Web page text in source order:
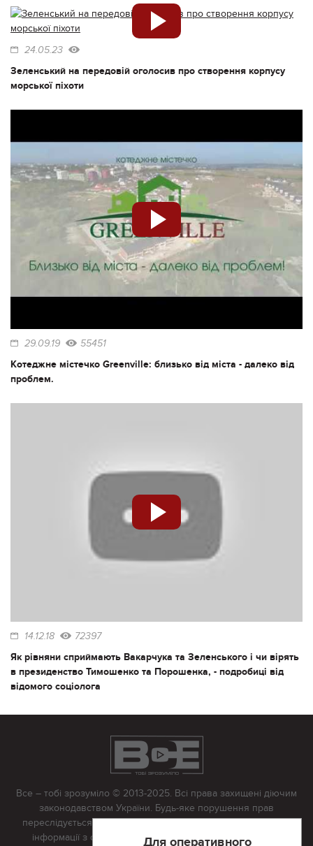
24.05.23
Зеленський на передовій оголосив про створення корпусу
морської піхоти
29.09.19 55451
Котеджне містечко Greenville: близько від міста - далеко від
проблем.
14.12.18 72397
Як рівняни сприймають Вакарчука та Зеленського і чи вірять
в президенство Тимошенко та Порошенка, - подробиці від
відомого соціолога
Для оперативного
Все – тобі зрозуміло © 2013-2025. Всі права захищені діючим
законодавством України. Будь-яке порушення прав
переслідується в судовому порядку. Будь-яке відтворення
інформації з сайту тільки з письмово дозволу редакції.